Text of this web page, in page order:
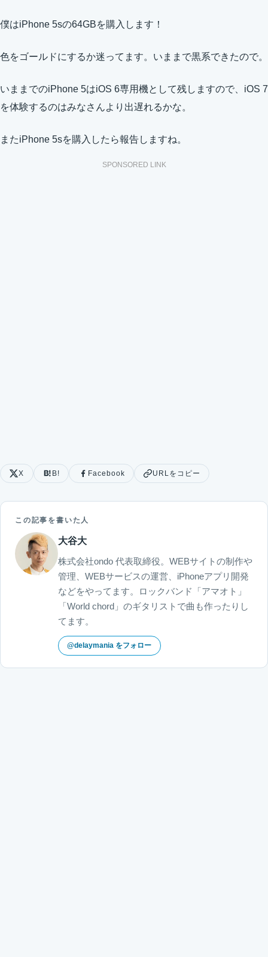
僕はiPhone 5sの64GBを購入します！
色をゴールドにするか迷ってます。いままで黒系できたので。
いままでのiPhone 5はiOS 6専用機として残しますので、iOS 7
を体験するのはみなさんより出遅れるかな。
またiPhone 5sを購入したら報告しますね。
SPONSORED LINK
X B! Facebook URLをコピー
この記事を書いた人
大谷大
株式会社ondo 代表取締役。WEBサイトの制作や
管理、WEBサービスの運営、iPhoneアプリ開発
などをやってます。ロックバンド「アマオト」
「World chord」のギタリストで曲も作ったりし
てます。
@delaymania をフォロー